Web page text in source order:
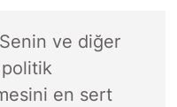
ve diğer
en sert